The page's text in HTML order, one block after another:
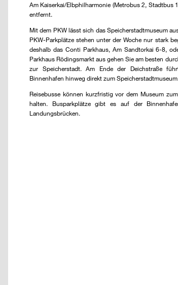
Am Kaiserkai/Elbphilharmonie (Metrobus 2, Stadtbus
entfernt.
Mit dem PKW lässt sich das Speicherstadtmuseum
PKW-Parkplätze stehen unter der Woche nur stark
deshalb das Conti Parkhaus, Am Sandtorkai 6-8,
Parkhaus Rödingsmarkt aus gehen Sie am besten
zur Speicherstadt. Am Ende der Deichstraße
Binnenhafen hinweg direkt zum
Reisebusse können kurzfristig vor dem Museum
halten. Busparkplätze gibt es auf der
Landungsbrücken.